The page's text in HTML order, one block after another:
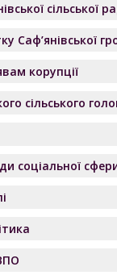
сільської
Саф’янівської
корупції
сільського
соціальної